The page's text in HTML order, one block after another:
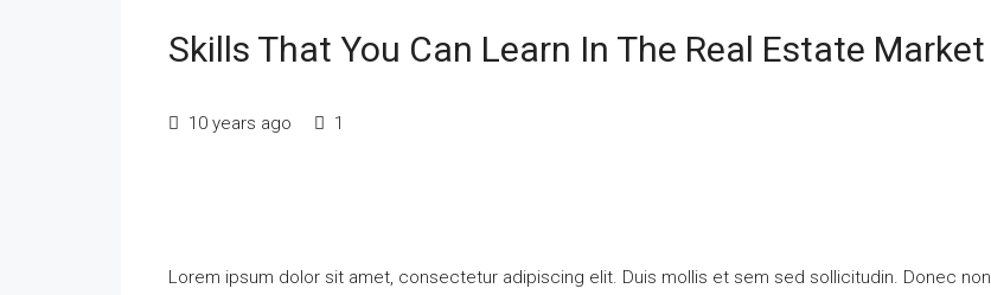
Skills That You Can Learn In The Real Estate Market
10 years ago 1
Lorem ipsum dolor sit amet, consectetur adipiscing elit. Duis mollis et sem sed sollicitudin. Donec non